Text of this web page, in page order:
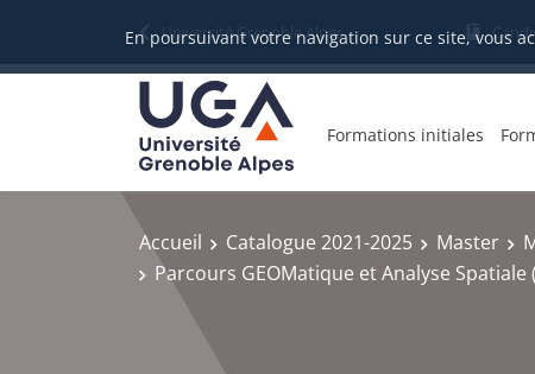
En poursuivant votre navigation sur ce site, vous
Université Grenoble Alpes
Formations initiales
Accueil Catalogue 2021-2025 Master
Parcours GEOMatique et Analyse Spatiale